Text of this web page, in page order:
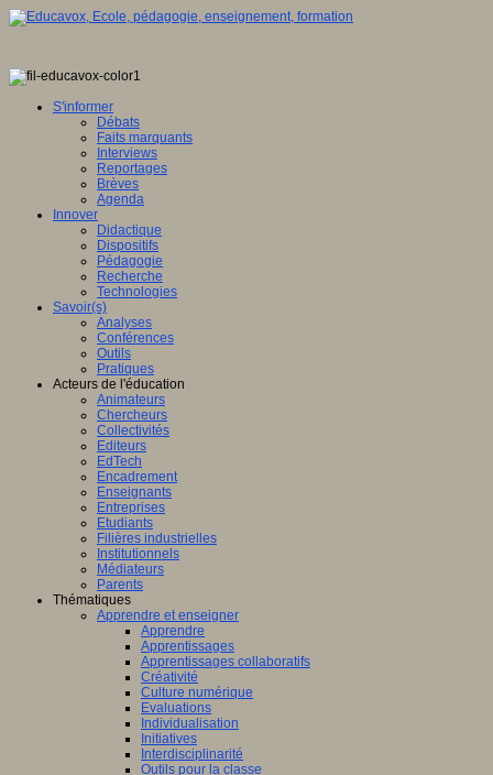
S'informer
Débats
Faits marquants
Interviews
Reportages
Brèves
Agenda
Innover
Didactique
Dispositifs
Pédagogie
Recherche
Technologies
Savoir(s)
Analyses
Conférences
Outils
Pratiques
Acteurs de l'éducation
Animateurs
Chercheurs
Collectivités
Editeurs
EdTech
Encadrement
Enseignants
Entreprises
Etudiants
Filières industrielles
Institutionnels
Médiateurs
Parents
Thématiques
Apprendre et enseigner
Apprendre
Apprentissages
Apprentissages collaboratifs
Créativité
Culture numérique
Evaluations
Individualisation
Initiatives
Interdisciplinarité
Outils pour la classe